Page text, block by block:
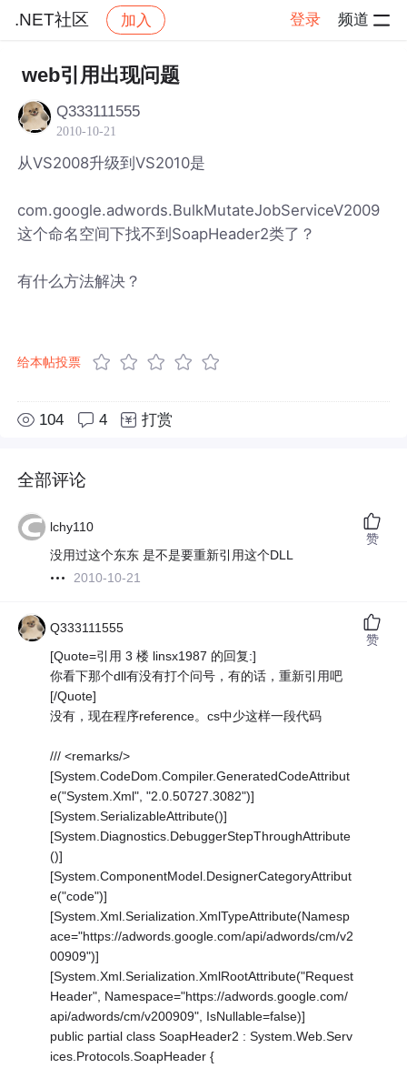
.NET社区 加入 登录 频道
.NET社区 帖子详情
web引用出现问题
Q333111555
2010-10-21
从VS2008升级到VS2010是
com.google.adwords.BulkMutateJobServiceV2009
这个命名空间下找不到SoapHeader2类了？
有什么方法解决？
给本帖投票
104 4 打赏
全部评论
lchy110
没用过这个东东 是不是要重新引用这个DLL
2010-10-21
赞
Q333111555
[Quote=引用 3 楼 linsx1987 的回复:]
你看下那个dll有没有打个问号，有的话，重新引用吧
[/Quote]
没有，现在程序reference。cs中少这样一段代码
/// <remarks/>
[System.CodeDom.Compiler.GeneratedCodeAttribut
e("System.Xml", "2.0.50727.3082")]
[System.SerializableAttribute()]
[System.Diagnostics.DebuggerStepThroughAttribute
()]
[System.ComponentModel.DesignerCategoryAttribut
e("code")]
[System.Xml.Serialization.XmlTypeAttribute(Namesp
ace="https://adwords.google.com/api/adwords/cm/v2
00909")]
[System.Xml.Serialization.XmlRootAttribute("Request
Header", Namespace="https://adwords.google.com/
api/adwords/cm/v200909", IsNullable=false)]
public partial class SoapHeader2 : System.Web.Serv
ices.Protocols.SoapHeader {
赞